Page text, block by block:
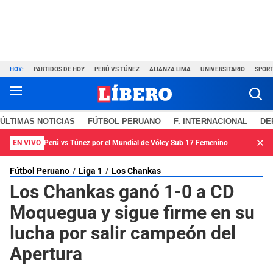
HOY: PARTIDOS DE HOY PERÚ VS TÚNEZ ALIANZA LIMA UNIVERSITARIO
ÚLTIMAS NOTICIAS FÚTBOL PERUANO F. INTERNACIONAL
EN VIVO Perú vs Túnez por el Mundial de Vóley Sub 17 Femenino
Fútbol Peruano Liga 1 Los Chankas
Los Chankas ganó 1-0 a CD
Moquegua y sigue firme en su
lucha por salir campeón del
Apertura